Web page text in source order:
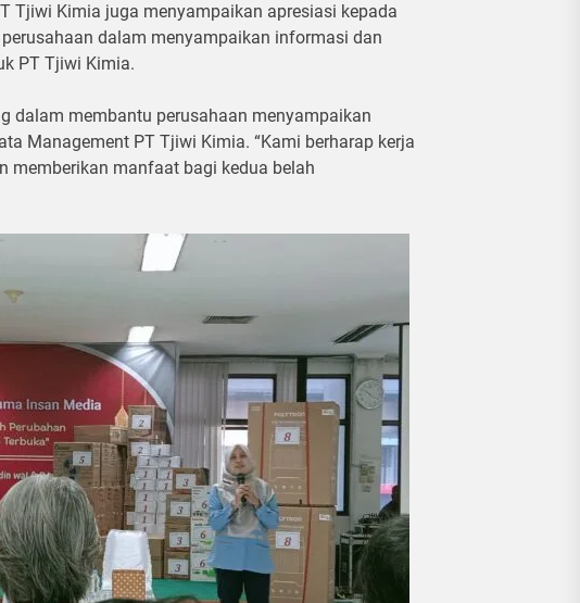
Tjiwi Kimia juga menyampaikan apresiasi kepada
dalam menyampaikan informasi dan
PT Tjiwi Kimia.
dalam membantu perusahaan menyampaikan
Management PT Tjiwi Kimia. “Kami berharap kerja
memberikan manfaat bagi kedua belah